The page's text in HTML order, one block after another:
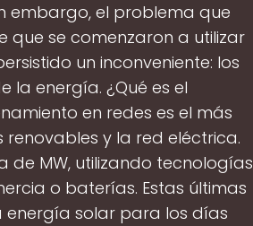
embargo, el problema que
que se comenzaron a utilizar
un inconveniente: los
la energía. ¿Qué es el
en redes es el más
y la red eléctrica.
de MW, utilizando tecnologías
o baterías. Estas últimas
energía solar para los días